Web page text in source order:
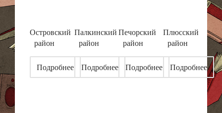
Островский
район
Подробнее
Палкинский
район
Подробнее
Печорский
район
Подробнее
Плюсский
район
Подробнее